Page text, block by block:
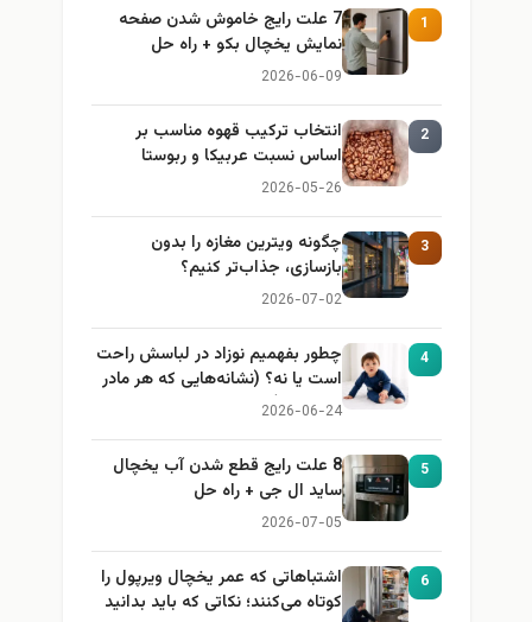
1
7 علت رایج خاموش شدن صفحه
نمایش یخچال بکو + راه حل
2026-06-09
2
انتخاب ترکیب قهوه مناسب بر
اساس نسبت عربیکا و ربوستا
2026-05-26
3
چگونه ویترین مغازه را بدون
بازسازی، جذاب‌تر کنیم؟
2026-07-02
4
چطور بفهمیم نوزاد در لباسش راحت
است یا نه؟ (نشانه‌هایی که هر مادر
باید بداند)
2026-06-24
5
8 علت رایج قطع شدن آب یخچال
ساید ال جی + راه حل
2026-07-05
6
اشتباهاتی که عمر یخچال ویرپول را
کوتاه می‌کنند؛ نکاتی که باید بدانید